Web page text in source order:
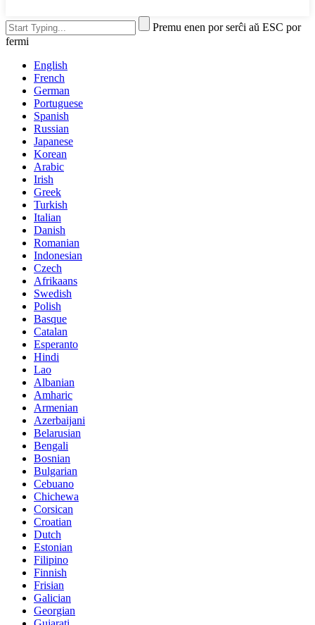
Premu enen por serĉi aŭ ESC por
fermi
English
French
German
Portuguese
Spanish
Russian
Japanese
Korean
Arabic
Irish
Greek
Turkish
Italian
Danish
Romanian
Indonesian
Czech
Afrikaans
Swedish
Polish
Basque
Catalan
Esperanto
Hindi
Lao
Albanian
Amharic
Armenian
Azerbaijani
Belarusian
Bengali
Bosnian
Bulgarian
Cebuano
Chichewa
Corsican
Croatian
Dutch
Estonian
Filipino
Finnish
Frisian
Galician
Georgian